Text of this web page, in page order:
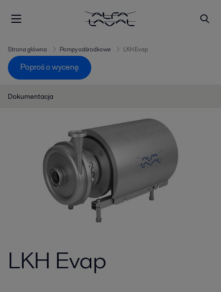
Strona główna Pompy odśrodkowe LKH Evap
Poproś o wycenę
Dokumentacja
LKH Evap